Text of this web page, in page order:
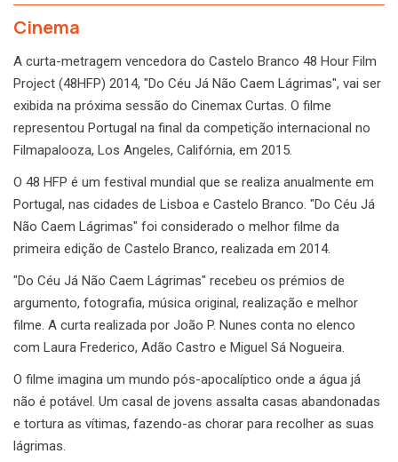
Cinema
A curta-metragem vencedora do Castelo Branco 48 Hour Film
Project (48HFP) 2014, "Do Céu Já Não Caem Lágrimas", vai ser
exibida na próxima sessão do Cinemax Curtas. O filme
representou Portugal na final da competição internacional no
Filmapalooza, Los Angeles, Califórnia, em 2015.
O 48 HFP é um festival mundial que se realiza anualmente em
Portugal, nas cidades de Lisboa e Castelo Branco. "Do Céu Já
Não Caem Lágrimas" foi considerado o melhor filme da
primeira edição de Castelo Branco, realizada em 2014.
"Do Céu Já Não Caem Lágrimas" recebeu os prémios de
argumento, fotografia, música original, realização e melhor
filme. A curta realizada por João P. Nunes conta no elenco
com Laura Frederico, Adão Castro e Miguel Sá Nogueira.
O filme imagina um mundo pós-apocalíptico onde a água já
não é potável. Um casal de jovens assalta casas abandonadas
e tortura as vítimas, fazendo-as chorar para recolher as suas
lágrimas.